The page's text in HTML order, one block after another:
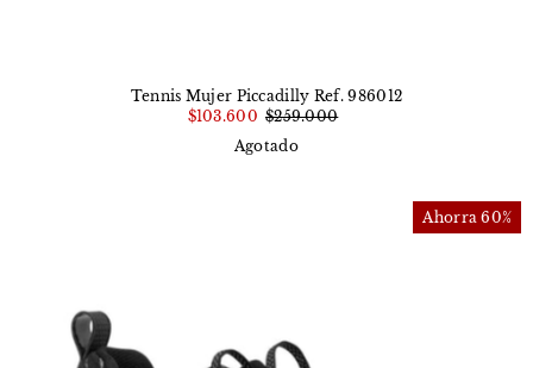
Tennis Mujer Piccadilly Ref. 986012
$103.600 $259.000
Agotado
Ahorra 60%